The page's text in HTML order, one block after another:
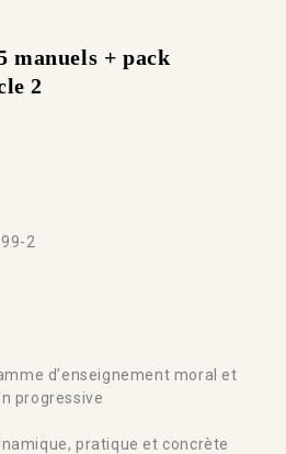
manuels + pack
2
2
d’enseignement moral et
progressive
pratique et concrète